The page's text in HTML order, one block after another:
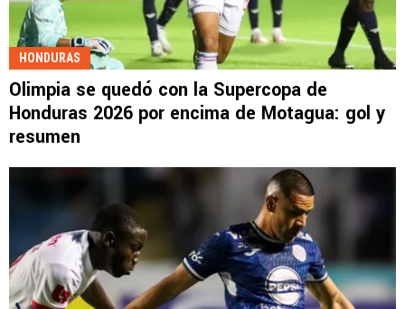
HONDURAS
Olimpia se quedó con la Supercopa de
Honduras 2026 por encima de Motagua: gol y
resumen